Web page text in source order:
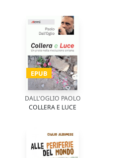
EPUB
DALL'OGLIO PAOLO
COLLERA E LUCE